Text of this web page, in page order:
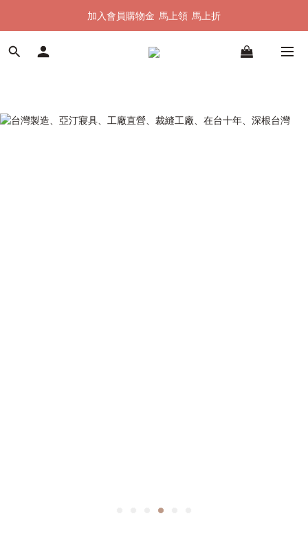
加入會員購物金  馬上領  馬上折
加入會員購物金  馬上領  馬上折
全館單筆滿 $1500 即享全台免運